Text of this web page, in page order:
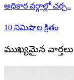
అధికార వర్గాల్లో చర్చ..
10 నిమిషాల క్రితం
ముఖ్యమైన వార్తలు